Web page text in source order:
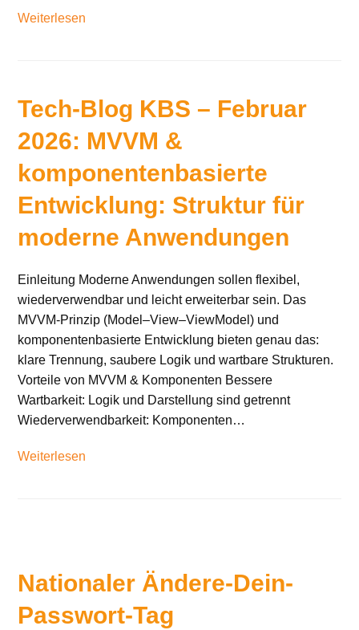
Weiterlesen
Tech-Blog KBS – Februar
2026: MVVM &
komponentenbasierte
Entwicklung: Struktur für
moderne Anwendungen
Einleitung Moderne Anwendungen sollen flexibel,
wiederverwendbar und leicht erweiterbar sein. Das
MVVM-Prinzip (Model–View–ViewModel) und
komponentenbasierte Entwicklung bieten genau das:
klare Trennung, saubere Logik und wartbare Strukturen.
Vorteile von MVVM & Komponenten Bessere
Wartbarkeit: Logik und Darstellung sind getrennt
Wiederverwendbarkeit: Komponenten…
Weiterlesen
Nationaler Ändere-Dein-
Passwort-Tag